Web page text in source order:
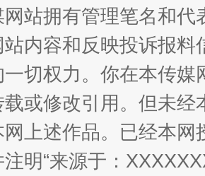
乱象丛生
站拥有管理笔名和
站内容和反映投诉报
一切权力。你在本传
或修改引用。但未
上述作品。已经本
明“来源于：